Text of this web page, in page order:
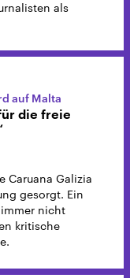
als
auf Malta
die freie
Caruana Galizia
gesorgt. Ein
nicht
kritische